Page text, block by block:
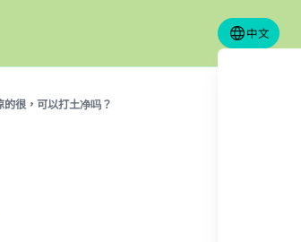
中文
很，可以打土净吗？